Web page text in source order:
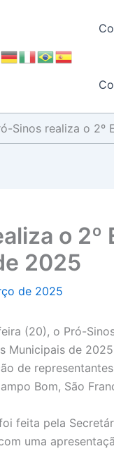
Sinos realiza o 2º
o
2025
de 2025
(20), o Pró-
Municipais de
de
Bom, São
feita pela
uma